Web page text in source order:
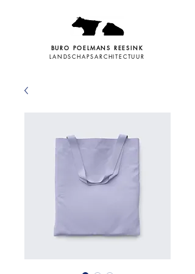
BURO POELMANS REESINK
LANDSCHAPSARCHITECTUUR